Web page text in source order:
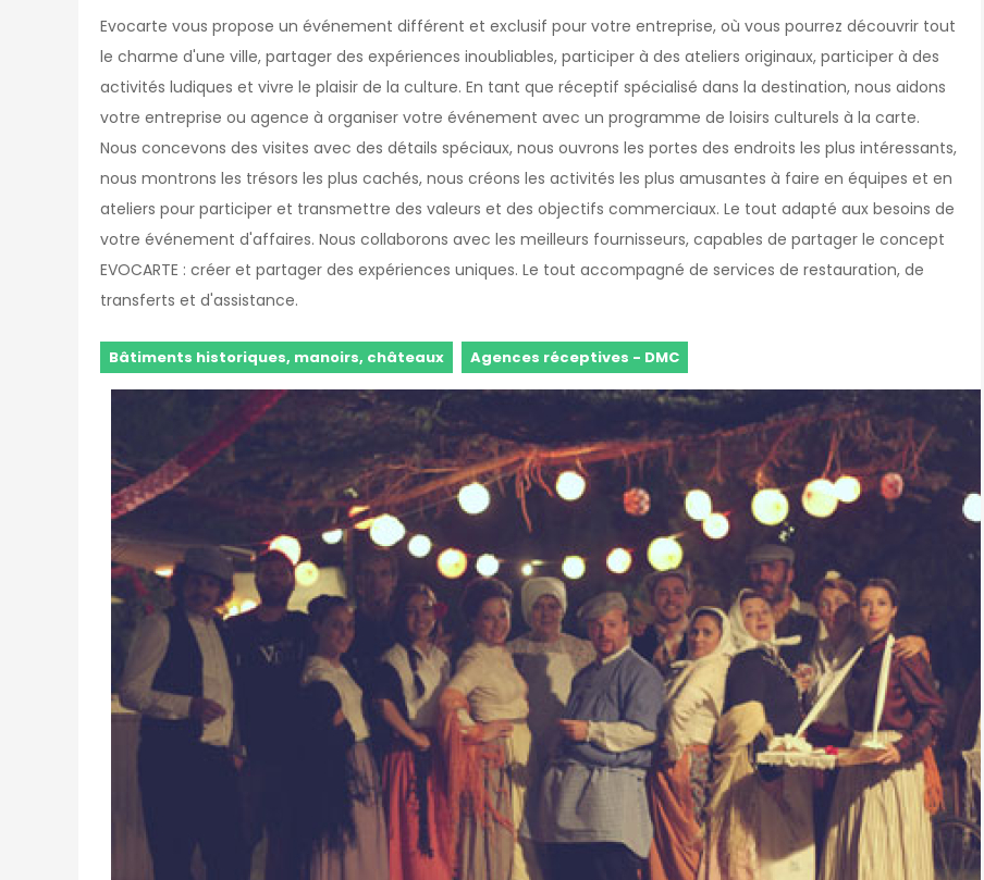
Evocarte vous propose un événement différent et exclusif pour votre entreprise, où vous pourrez découvrir tout
le charme d'une ville, partager des expériences inoubliables, participer à des ateliers originaux, participer à des
activités ludiques et vivre le plaisir de la culture. En tant que réceptif spécialisé dans la destination, nous aidons
votre entreprise ou agence à organiser votre événement avec un programme de loisirs culturels à la carte.
Nous concevons des visites avec des détails spéciaux, nous ouvrons les portes des endroits les plus intéressants,
nous montrons les trésors les plus cachés, nous créons les activités les plus amusantes à faire en équipes et en
ateliers pour participer et transmettre des valeurs et des objectifs commerciaux. Le tout adapté aux besoins de
votre événement d'affaires. Nous collaborons avec les meilleurs fournisseurs, capables de partager le concept
EVOCARTE : créer et partager des expériences uniques. Le tout accompagné de services de restauration, de
transferts et d'assistance.
Bâtiments historiques, manoirs, châteaux Agences réceptives - DMC